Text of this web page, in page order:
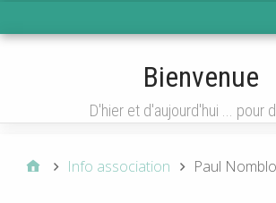
Bienvenue
D'hier et d'aujourd'hui ... pour
Info association Paul